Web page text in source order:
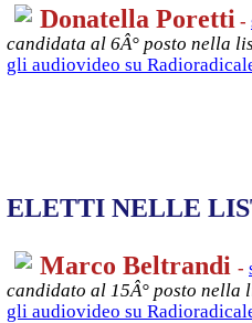
Donatella Poretti -
candidata al 6Â° posto nella
gli audiovideo su
ELETTI NELLE
Marco Beltrandi -
candidato al 15Â° posto
gli audiovideo su